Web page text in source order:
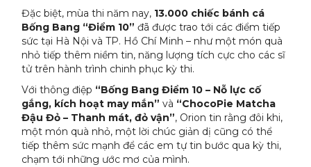
Đặc biệt, mùa thi năm nay, 13.000 chiếc bánh cá
Bống Bang “Điểm 10” đã được trao tới các điểm tiếp
sức tại Hà Nội và TP. Hồ Chí Minh – như một món quà
nhỏ tiếp thêm niềm tin, năng lượng tích cực cho các sĩ
tử trên hành trình chinh phục kỳ thi.
Với thông điệp “Bống Bang Điểm 10 – Nỗ lực cố
gắng, kích hoạt may mắn” và “ChocoPie Matcha
Đậu Đỏ – Thanh mát, đỏ vận”, Orion tin rằng đôi khi,
một món quà nhỏ, một lời chúc giản dị cũng có thể
tiếp thêm sức mạnh để các em tự tin bước qua kỳ thi,
chạm tới những ước mơ của mình.